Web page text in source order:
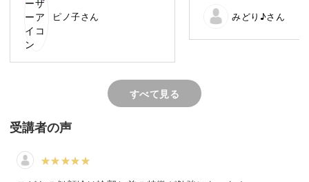
人を描こうと思うと、難しいイメージがありますが、パタ
ーンを知ってしまえば難しいことはありません。
「もっともっと描きたい！」
講座を終える頃には、そんな風に感じていただけるよう、
無理に顔を似せようとするより
もその人のかわいらしい雰囲気
を表せると良いのかな。
ピノ子さん
添えてみました。顎下
付かされました。
みどり♪さん
すべて見る
受講者の声